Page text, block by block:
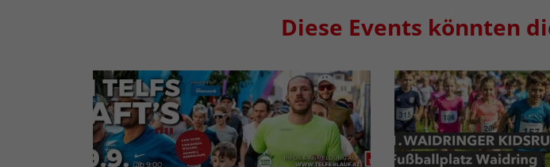
Diese Events könnten